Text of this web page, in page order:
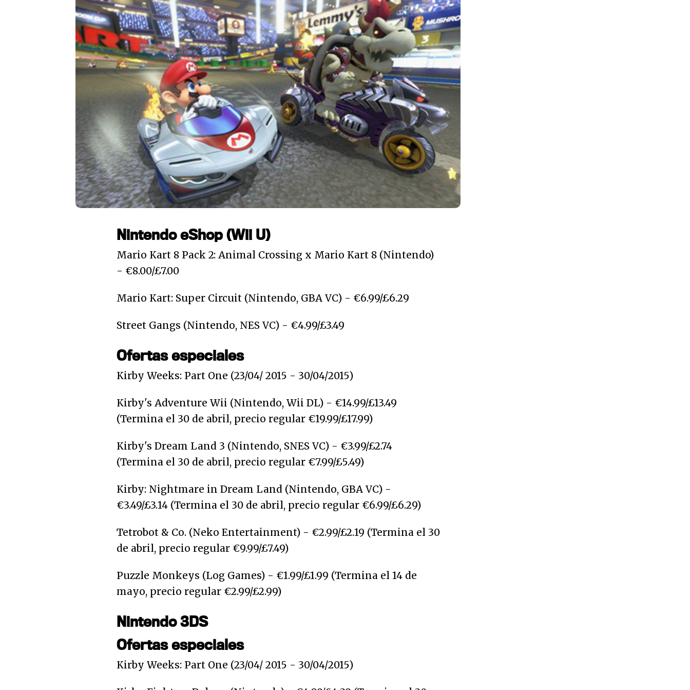
Nintendo eShop (Wii U)
Mario Kart 8 Pack 2: Animal Crossing x Mario Kart 8 (Nintendo)
- €8.00/£7.00
Mario Kart: Super Circuit (Nintendo, GBA VC) - €6.99/£6.29
Street Gangs (Nintendo, NES VC) - €4.99/£3.49
Ofertas especiales
Kirby Weeks: Part One (23/04/ 2015 - 30/04/2015)
Kirby's Adventure Wii (Nintendo, Wii DL) - €14.99/£13.49
(Termina el 30 de abril, precio regular €19.99/£17.99)
Kirby's Dream Land 3 (Nintendo, SNES VC) - €3.99/£2.74
(Termina el 30 de abril, precio regular €7.99/£5.49)
Kirby: Nightmare in Dream Land (Nintendo, GBA VC) -
€3.49/£3.14 (Termina el 30 de abril, precio regular €6.99/£6.29)
Tetrobot & Co. (Neko Entertainment) - €2.99/£2.19 (Termina el 30
de abril, precio regular €9.99/£7.49)
Puzzle Monkeys (Log Games) - €1.99/£1.99 (Termina el 14 de
mayo, precio regular €2.99/£2.99)
Nintendo 3DS
Ofertas especiales
Kirby Weeks: Part One (23/04/ 2015 - 30/04/2015)